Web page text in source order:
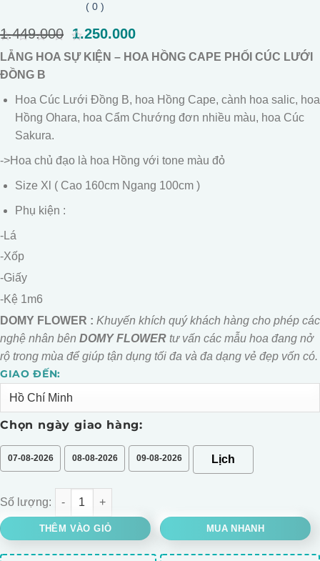
0
out
of
( 0 )
1.449.000 Giá
gốc
là:
1.250.000
hiện
tại
1.250.000.
LẴNG HOA SỰ KIỆN – HOA HỒNG CAPE PHỐI CÚC LƯỚI
ĐỒNG B
Hoa Cúc Lưới Đồng B, hoa Hồng Cape, cành hoa salic, hoa
Hồng Ohara, hoa Cẩm Chướng đơn nhiều màu, hoa Cúc
Sakura.
->Hoa chủ đạo là hoa Hồng với tone màu đỏ
Size Xl ( Cao 160cm Ngang 100cm )
Phụ kiện :
-Lá
-Xốp
-Giấy
-Kệ 1m6
DOMY FLOWER : Khuyến khích quý khách hàng cho phép các
nghệ nhân bên DOMY FLOWER tư vấn các mẫu hoa đang nở
rộ trong mùa để giúp tận dụng tối đa và đa dạng vẻ đẹp vốn có.
GIAO ĐẾN:
Chọn ngày giao hàng:
07-08-2026 08-08-2026 09-08-2026
Lẵng hoa sự kiện - Hoa hồng cape phối Cúc lưới đồng B số
THÊM VÀO GIỎ MUA NHANH
Alternative: